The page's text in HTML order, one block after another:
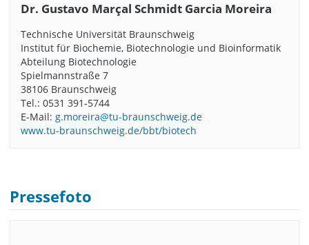
Dr. Gustavo Marçal Schmidt Garcia Moreira
Technische Universität Braunschweig
Institut für Biochemie, Biotechnologie und Bioinformatik
Abteilung Biotechnologie
Spielmannstraße 7
38106 Braunschweig
Tel.: 0531 391-5744
E-Mail: g.moreira@tu-braunschweig.de
www.tu-braunschweig.de/bbt/biotech
Pressefoto